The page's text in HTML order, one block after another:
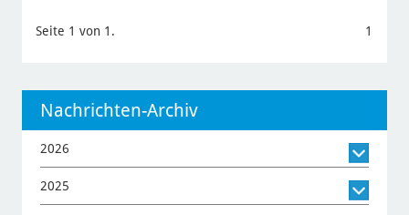
Seite 1 von 1. 1
Nachrichten-Archiv
2026
2025